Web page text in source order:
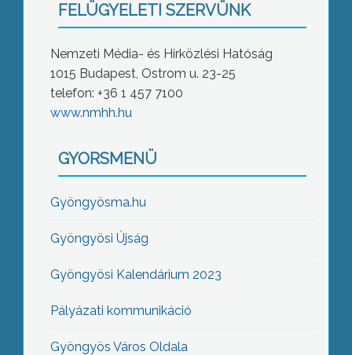
FELÜGYELETI SZERVÜNK
Nemzeti Média- és Hírközlési Hatóság
1015 Budapest, Ostrom u. 23-25
telefon: +36 1 457 7100
www.nmhh.hu
GYORSMENÜ
Gyöngyösma.hu
Gyöngyösi Újság
Gyöngyösi Kalendárium 2023
Pályázati kommunikáció
Gyöngyös Város Oldala